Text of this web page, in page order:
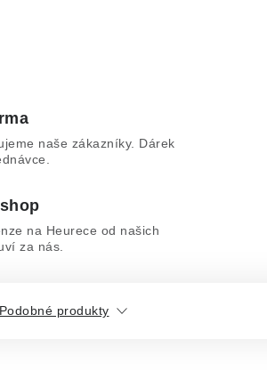
naše zákazníky. Dárek
na Heurece od našich
za nás.
Podobné produkty